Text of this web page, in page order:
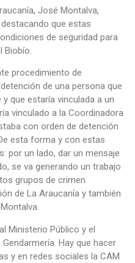
José Montalva,
que estas
de seguridad para
Biobío.
procedimiento de
de una persona que
que estaría vinculada a un
vinculado a la Coordinadora
con orden de detención
esta forma y con estas
por un lado, dar un mensaje
se va generando un trabajo
grupos de crimen
de La Araucanía y también
Ministerio Público y el
Hay que hacer
y en redes sociales la CAM